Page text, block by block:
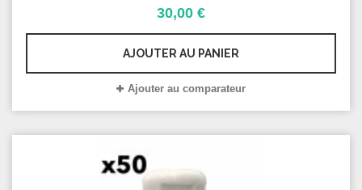
les soins du corps et du visage Pot vide cosmétique/ gel
hydroalcoolique
30,00 €
AJOUTER AU PANIER
Ajouter au comparateur